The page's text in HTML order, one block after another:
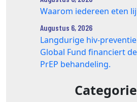
Waarom iedereen eten
Augustus 6, 2026
Langdurige hiv-
Global Fund financiert
PrEP behandeling.